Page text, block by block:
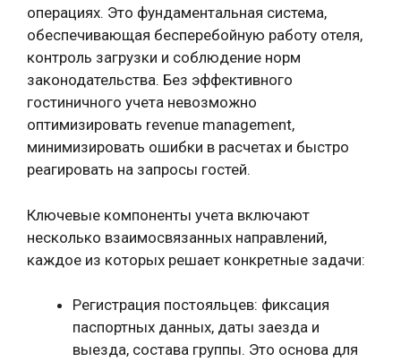
операциях. Это фундаментальная система,
обеспечивающая бесперебойную работу отеля,
контроль загрузки и соблюдение норм
законодательства. Без эффективного
гостиничного учета невозможно
оптимизировать revenue management,
минимизировать ошибки в расчетах и быстро
реагировать на запросы гостей.
Ключевые компоненты учета включают
несколько взаимосвязанных направлений,
каждое из которых решает конкретные задачи:
Регистрация постояльцев: фиксация
паспортных данных, даты заезда и
выезда, состава группы. Это основа для